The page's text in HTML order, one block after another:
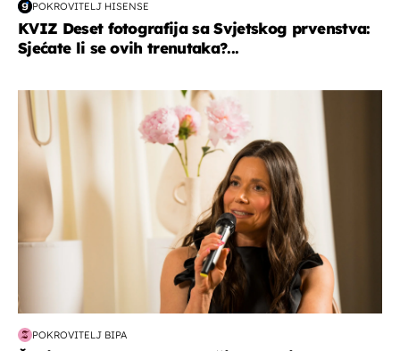
POKROVITELJ HISENSE
KVIZ Deset fotografija sa Svjetskog prvenstva:
Sjećate li se ovih trenutaka?...
moda & ljepota
POKROVITELJ BIPA